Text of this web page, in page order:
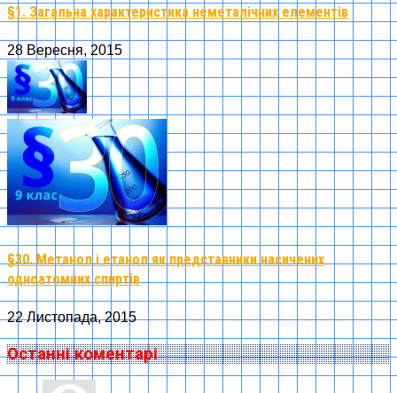
§1. Загальна характеристика неметалічних елементів
28 Вересня, 2015
§30. Метанол і етанол як представники насичених
одноатомних спиртів
22 Листопада, 2015
Останні коментарі